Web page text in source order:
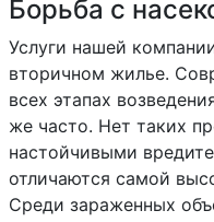
Борьба с
Услуги нашей
вторичном жилье.
всех этапах
же часто. Нет таких
настойчивыми
отличаются самой
Среди зараженных